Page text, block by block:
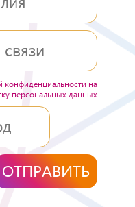
конфиденциальности на
персональных данных